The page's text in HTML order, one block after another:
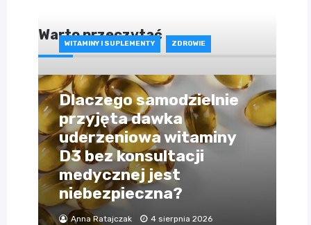
Warto przeczytać
WITAMINY I SUPLEMENTY ZDROWIE
Dlaczego samodzielnie
przyjęta dawka
uderzeniowa witaminy
D3 bez konsultacji
medycznej jest
niebezpieczna?
Anna Ratajczak 4 sierpnia 2026